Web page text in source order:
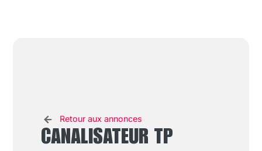
Retour aux annonces
CANALISATEUR TP